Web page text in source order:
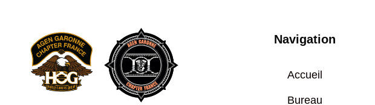
Navigation
Accueil
Bureau